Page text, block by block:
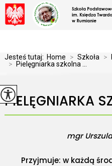
Jesteś tutaj: Home > Szkoła >
>
Pielęgniarka szkolna ...
PIELĘGNIARKA
mgr
Przyjmuje: w każdą